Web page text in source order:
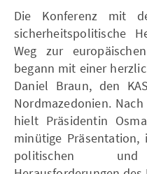
Die Konferenz mit
sicherheitspolitische
Weg zur
begann mit einer
Daniel Braun, den
Nordmazedonien.
hielt Präsidentin
minütige
politischen und